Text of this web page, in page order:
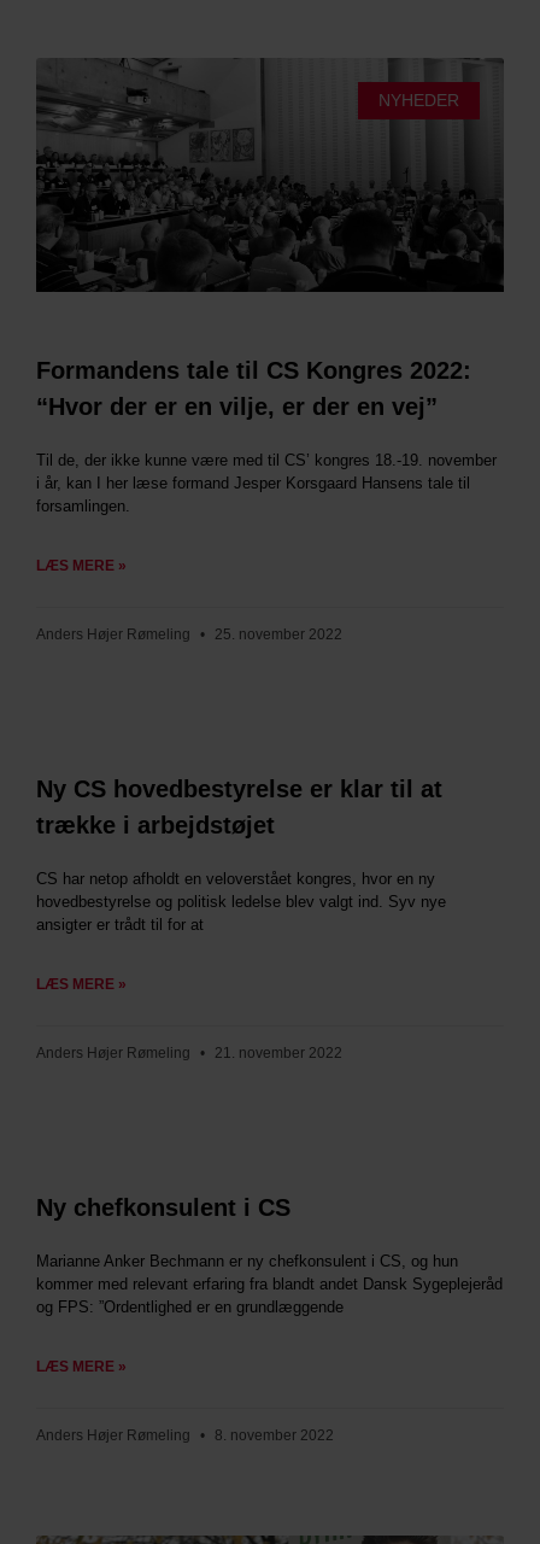
NYHEDER
Formandens tale til CS Kongres 2022:
“Hvor der er en vilje, er der en vej”
Til de, der ikke kunne være med til CS’ kongres 18.-19. november
i år, kan I her læse formand Jesper Korsgaard Hansens tale til
forsamlingen.
LÆS MERE »
Anders Højer Rømeling 25. november 2022
Ny CS hovedbestyrelse er klar til at
trække i arbejdstøjet
CS har netop afholdt en veloverstået kongres, hvor en ny
hovedbestyrelse og politisk ledelse blev valgt ind. Syv nye
ansigter er trådt til for at
LÆS MERE »
Anders Højer Rømeling 21. november 2022
Ny chefkonsulent i CS
Marianne Anker Bechmann er ny chefkonsulent i CS, og hun
kommer med relevant erfaring fra blandt andet Dansk Sygeplejeråd
og FPS: ”Ordentlighed er en grundlæggende
LÆS MERE »
Anders Højer Rømeling 8. november 2022